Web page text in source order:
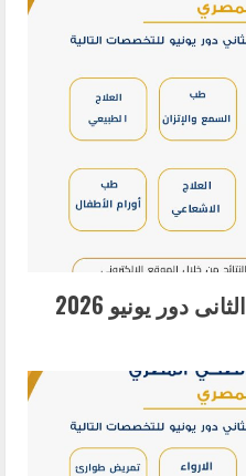
دور يونيو 2026